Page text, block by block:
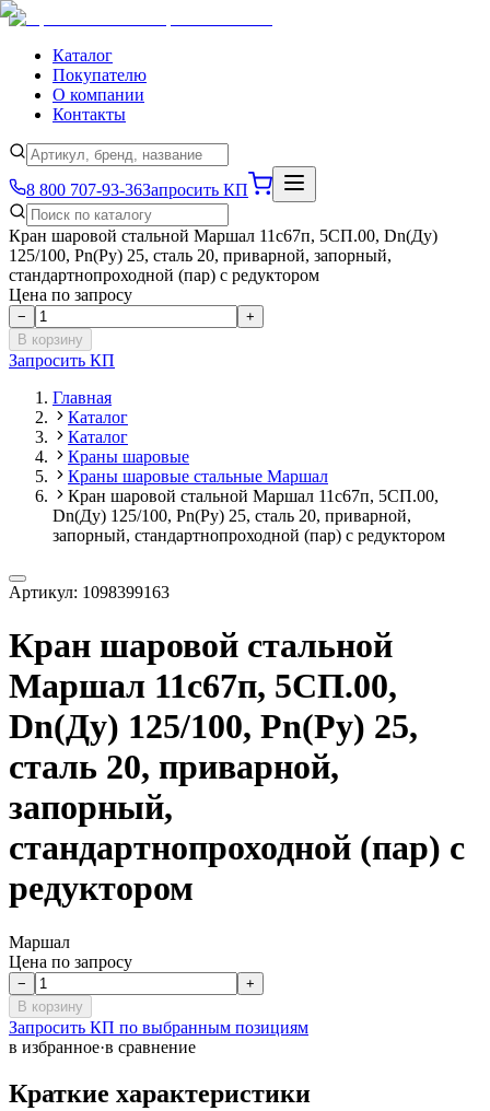
Каталог
Покупателю
О компании
Контакты
8 800 707-93-36Запросить КП
Кран шаровой стальной Маршал 11с67п, 5СП.00, Dn(Ду)
125/100, Рn(Ру) 25, сталь 20, приварной, запорный,
стандартнопроходной (пар) с редуктором
Цена по запросу
−
+
В корзину
Запросить КП
Главная
Каталог
Каталог
Краны шаровые
Краны шаровые стальные Маршал
Кран шаровой стальной Маршал 11с67п, 5СП.00,
Dn(Ду) 125/100, Рn(Ру) 25, сталь 20, приварной,
запорный, стандартнопроходной (пар) с редуктором
Артикул: 1098399163
Кран шаровой стальной
Маршал 11с67п, 5СП.00,
Dn(Ду) 125/100, Рn(Ру) 25,
сталь 20, приварной,
запорный,
стандартнопроходной (пар) с
редуктором
Маршал
Цена по запросу
−
+
В корзину
Запросить КП по выбранным позициям
в избранное·в сравнение
Краткие характеристики